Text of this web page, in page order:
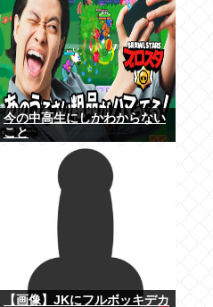
今の中高生にしかわからない
こと
【画像】JKにフルボッキデカ